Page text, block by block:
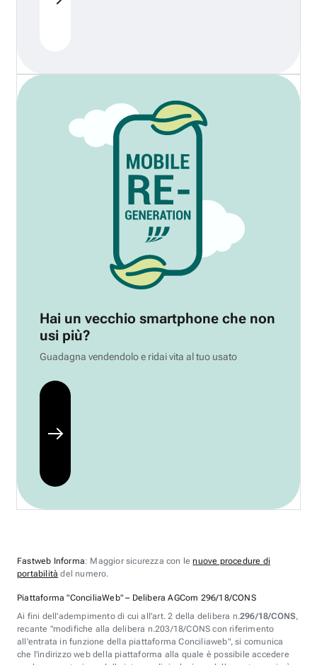
Hai un vecchio smartphone che non
usi più?
Guadagna vendendolo e ridai vita al tuo usato
Fastweb Informa: Maggior sicurezza con lenuove procedure di
portabilità del numero.
Piattaforma "ConciliaWeb" – Delibera AGCom 296/18/CONS
Ai fini dell'adempimento di cui all'art. 2 della delibera n.296/18/CONS,
recante "modifiche alla delibera n.203/18/CONS con riferimento
all'entrata in funzione della piattaforma Conciliaweb", si comunica
che l'indirizzo web della piattaforma alla quale è possibile accedere